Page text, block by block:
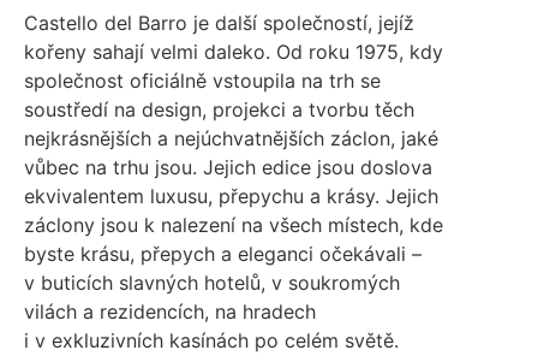
Castello del Barro je další společností, jejíž
kořeny sahají velmi daleko. Od roku 1975, kdy
společnost oficiálně vstoupila na trh se
soustředí na design, projekci a tvorbu těch
nejkrásnějších a nejúchvatnějších záclon, jaké
vůbec na trhu jsou. Jejich edice jsou doslova
ekvivalentem luxusu, přepychu a krásy. Jejich
záclony jsou k nalezení na všech místech, kde
byste krásu, přepych a eleganci očekávali –
v buticích slavných hotelů, v soukromých
vilách a rezidencích, na hradech
i v exkluzivních kasínách po celém světě.